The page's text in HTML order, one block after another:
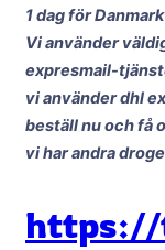
1 dag för
Vi använder
expresmail-
vi använder dhl
beställ nu och få
vi har andra
https://